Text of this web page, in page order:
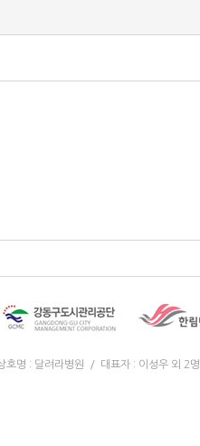
명 : 달려라병원 / 대표자 : 이성우 외 2명